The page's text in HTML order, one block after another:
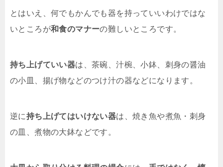
とはいえ、何でもかんでも器を持っていいわけではな
いところが和食のマナーの難しいところです。
持ち上げていい器は、茶碗、汁椀、小鉢、刺身の醤油
の小皿、揚げ物などのつけ汁の器などになります。
逆に持ち上げてはいけない器は、焼き魚や煮魚・刺身
の皿、煮物の大鉢などです。